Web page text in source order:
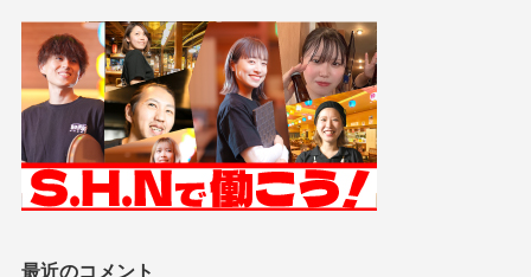
最近のコメント